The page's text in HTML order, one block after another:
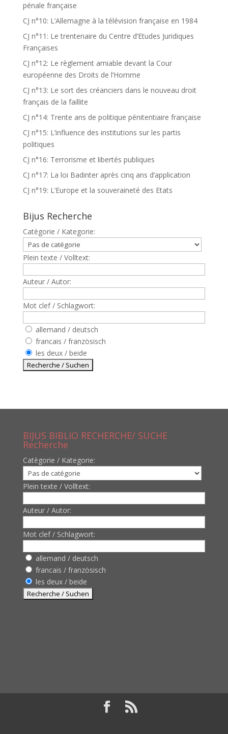
pénale française
CJ n°10: L’Allemagne à la télévision française en 1984
CJ n°11: Le trentenaire du Centre d’Etudes Juridiques
Françaises
CJ n°12: Le règlement amiable devant la Cour
européenne des Droits de l’Homme
CJ n°13: Le sort des créanciers dans le nouveau droit
français de la faillite
CJ n°14: Trente ans de politique pénitentiaire française
CJ n°15: L’influence des institutions sur les partis
politiques
CJ n°16: Terrorisme et libertés publiques
CJ n°17: La loi Badinter après cinq ans d’application
CJ n°19: L’Europe et la souveraineté des Etats
Bijus Recherche
Catègorie / Kategorie:
Plein texte / Volltext:
Auteur / Autor:
Mot clef / Schlagwort:
allemand / deutsch
francais / französisch
les deux / beide
BIJUS BIBLIO RECHERCHE/ SUCHE
Recherche
Catègorie / Kategorie:
Plein texte / Volltext:
Auteur / Autor:
Mot clef / Schlagwort:
allemand / deutsch
francais / französisch
les deux / beide